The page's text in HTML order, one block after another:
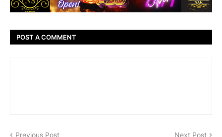
POST A COMMENT
Previous Post Next Post